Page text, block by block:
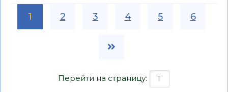
1 2 3 4 5 6
Перейти на страницу: